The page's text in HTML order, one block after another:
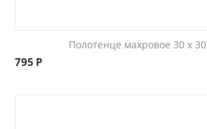
Полотенце махровое 30 x
795 Р